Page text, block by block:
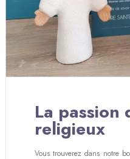
La passion
religieux
Vous trouverez dans notre